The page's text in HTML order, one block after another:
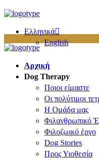
Ελληνικά
English
Αρχική
Dog Therapy
Ποιοι είμαστε
Οι πολύτιμοι
Η Ομάδα μας
Φιλανθρωπικό
Φιλοζωικό έργο
Dog Stories
Προς Υιοθεσία